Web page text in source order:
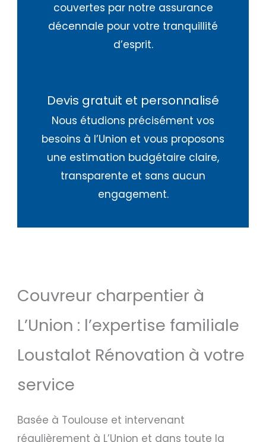
couvertes par notre assurance
décennale pour votre tranquillité
d’esprit.
Devis gratuit et personnalisé
Nous étudions précisément vos
besoins à l’Union et vous proposons
une estimation budgétaire claire,
transparente et sans aucun
engagement.
Couvreur charpentier à
L’Union : l’expertise familiale
Loustalot Rénovation à votre
service
Basée à Toulouse et intervenant
régulièrement à L’Union et dans toute la